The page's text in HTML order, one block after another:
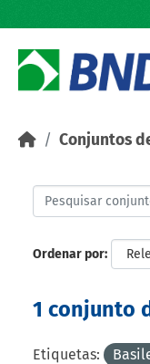
Conjuntos
Ordenar por
1 conjunto
Etiquetas: